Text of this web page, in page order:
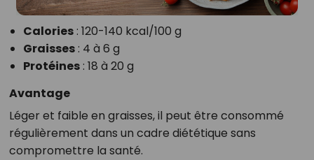
Calories: 120-140 kcal/100 g
Graisses: 4 à 6 g
Protéines: 18 à 20 g
Avantage
Léger et faible en graisses, il peut être consommé
régulièrement dans un cadre diététique sans
compromettre la santé.